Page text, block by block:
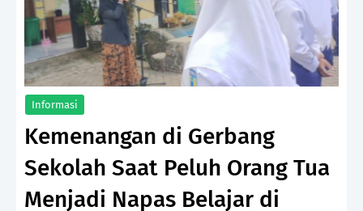
Informasi
Kemenangan di Gerbang
Sekolah Saat Peluh Orang Tua
Menjadi Napas Belajar di